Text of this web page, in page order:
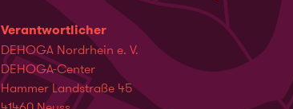
Verantwortlicher
DEHOGA Nordrhein e. V.
DEHOGA-Center
Hammer Landstraße 45